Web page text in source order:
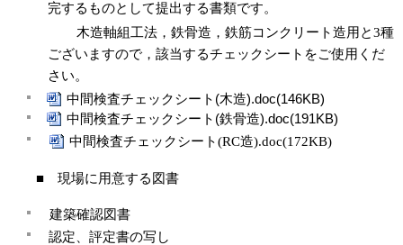
完するものとして提出する書類です。
木造軸組工法，鉄骨造，鉄筋コンクリート造用と3種
ございますので，該当するチェックシートをご使用くだ
さい。
中間検査チェックシート(木造).doc(146KB)
中間検査チェックシート(鉄骨造).doc(191KB)
中間検査チェックシート(RC造).doc(172KB)
■ 現場に用意する図書
建築確認図書
認定、評定書の写し